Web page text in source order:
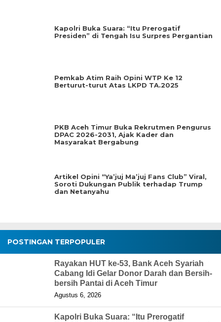
Kapolri Buka Suara: “Itu Prerogatif
Presiden” di Tengah Isu Surpres Pergantian
Pemkab Atim Raih Opini WTP Ke 12
Berturut-turut Atas LKPD TA.2025
PKB Aceh Timur Buka Rekrutmen Pengurus
DPAC 2026-2031, Ajak Kader dan
Masyarakat Bergabung
Artikel Opini “Ya’juj Ma’juj Fans Club” Viral,
Soroti Dukungan Publik terhadap Trump
dan Netanyahu
POSTINGAN TERPOPULER
Rayakan HUT ke-53, Bank Aceh Syariah
Cabang Idi Gelar Donor Darah dan Bersih-
bersih Pantai di Aceh Timur
Agustus 6, 2026
Kapolri Buka Suara: “Itu Prerogatif